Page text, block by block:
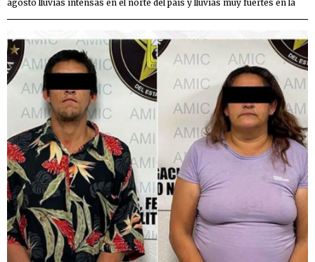
agosto lluvias intensas en el norte del país y lluvias muy fuertes en la